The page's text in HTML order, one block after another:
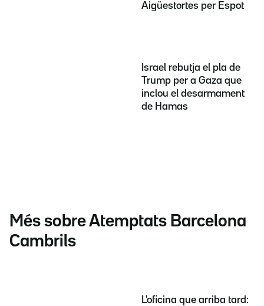
Aigüestortes per Espot
Israel rebutja el pla de
Trump per a Gaza que
inclou el desarmament
de Hamas
Més sobre Atemptats Barcelona
Cambrils
L'oficina que arriba tard: